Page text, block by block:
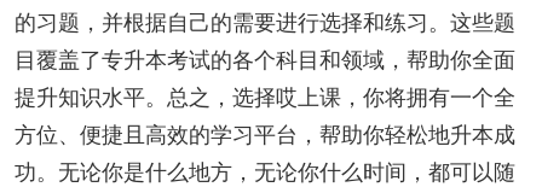
的习题，并根据自己的需要进行选择和练习。这些题
目覆盖了专升本考试的各个科目和领域，帮助你全面
提升知识水平。总之，选择哎上课，你将拥有一个全
方位、便捷且高效的学习平台，帮助你轻松地升本成
功。无论你是什么地方，无论你什么时间，都可以随